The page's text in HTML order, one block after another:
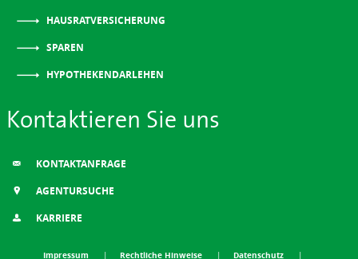
HAUSRATVERSICHERUNG
SPAREN
HYPOTHEKENDARLEHEN
Kontaktieren Sie uns
KONTAKTANFRAGE
AGENTURSUCHE
KARRIERE
Impressum Rechtliche Hinweise Datenschutz